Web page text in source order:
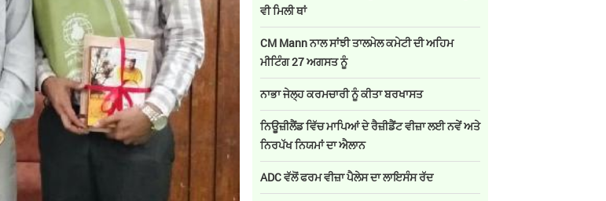
ਵੀ ਮਿਲੀ ਥਾਂ
CM Mann ਨਾਲ ਸਾਂਝੀ ਤਾਲਮੇਲ ਕਮੇਟੀ ਦੀ ਅਹਿਮ
ਮੀਟਿੰਗ 27 ਅਗਸਤ ਨੂੰ
ਨਾਭਾ ਜੇਲ੍ਹ ਕਰਮਚਾਰੀ ਨੂੰ ਕੀਤਾ ਬਰਖਾਸਤ
ਨਿਊਜ਼ੀਲੈਂਡ ਵਿੱਚ ਮਾਪਿਆਂ ਦੇ ਰੈਜ਼ੀਡੈਂਟ ਵੀਜ਼ਾ ਲਈ ਨਵੇਂ ਅਤੇ
ਨਿਰਪੱਖ ਨਿਯਮਾਂ ਦਾ ਐਲਾਨ
ADC ਵੱਲੋਂ ਫਰਮ ਵੀਜ਼ਾ ਪੈਲੇਸ ਦਾ ਲਾਇਸੰਸ ਰੱਦ